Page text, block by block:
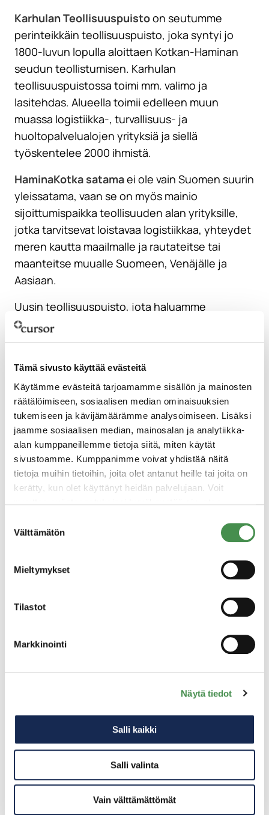
Tämä sivusto käyttää evästeitä
Käytämme evästeitä tarjoamamme sisällön ja mainosten
räätälöimiseen, sosiaalisen median ominaisuuksien
tukemiseen ja kävijämäärämme analysoimiseen. Lisäksi
jaamme sosiaalisen median, mainosalan ja analytiikka-
alan kumppaneillemme tietoja siitä, miten käytät
sivustoamme. Kumppanimme voivat yhdistää näitä
tietoja muihin tietoihin, joita olet antanut heille tai joita on
kerätty, kun olet käyttänyt heidän palvelujaan. Voit
valinta
Välttämätön
Mieltymykset
Tilastot
Markkinointi
Näytä tiedot
Salli kaikki
Salli valinta
Vain välttämättömät
Karhulan Teollisuuspuistoon seutumme
perinteikkäin teollisuuspuisto, joka syntyi jo
1800-luvun lopulla aloittaen Kotkan-Haminan
seudun teollistumisen. Karhulan
teollisuuspuistossa toimi mm. valimo ja
lasitehdas. Alueella toimii edelleen muun
muassa logistiikka-, turvallisuus- ja
huoltopalvelualojen yrityksiä ja siellä
työskentelee 2000 ihmistä.
HaminaKotka satamaei ole vain Suomen suurin
yleissatama, vaan se on myös mainio
sijoittumispaikka teollisuuden alan yrityksille,
jotka tarvitsevat loistavaa logistiikkaa, yhteydet
meren kautta maailmalle ja rautateitse tai
maanteitse muualle Suomeen, Venäjälle ja
Aasiaan.
Uusin teollisuuspuisto, jota haluamme
hehkuttaa, on seutumme länsiosaan Pyhtäälle
sijoittuvaSuomen uusin lentokenttä Helsinki-
kehittyvän ilmailuteknologia-alan tutkimukselle,
yrityksille ja tukitoiminnoille.
Jos jokin näistä alueista kiinnostaa, ota
rohkeasti yhteyttä! Näiden lisäksi
takataskussamme on muitakin mainioita
paikkoja Kotkan-Haminan seudulle
sijoittumiseen.
SATAMA
HELSINKI-EAST
LENTOKENTTÄ
KARHULAN TEOLLISUUSPUISTO